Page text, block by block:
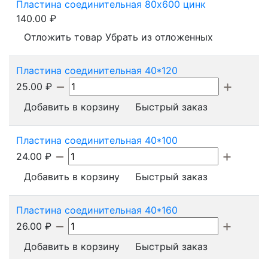
Пластина соединительная 80х600 цинк
140.00 ₽
Отложить товар Убрать из отложенных
Пластина соединительная 40*120
25.00 ₽
Добавить в корзину
Быстрый заказ
Пластина соединительная 40*100
24.00 ₽
Добавить в корзину
Быстрый заказ
Пластина соединительная 40*160
26.00 ₽
Добавить в корзину
Быстрый заказ